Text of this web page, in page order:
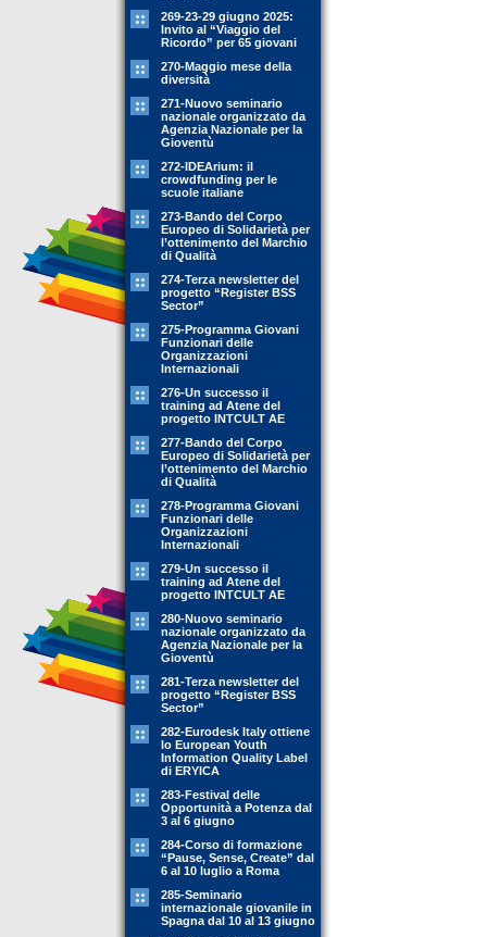
269-23-29 giugno 2025:
Invito al “Viaggio del
Ricordo” per 65 giovani
270-Maggio mese della
diversità
271-Nuovo seminario
nazionale organizzato da
Agenzia Nazionale per la
Gioventù
272-IDEArium: il
crowdfunding per le
scuole italiane
273-Bando del Corpo
Europeo di Solidarietà per
l’ottenimento del Marchio
di Qualità
274-Terza newsletter del
progetto “Register BSS
Sector”
275-Programma Giovani
Funzionari delle
Organizzazioni
Internazionali
276-Un successo il
training ad Atene del
progetto INTCULT AE
277-Bando del Corpo
Europeo di Solidarietà per
l’ottenimento del Marchio
di Qualità
278-Programma Giovani
Funzionari delle
Organizzazioni
Internazionali
279-Un successo il
training ad Atene del
progetto INTCULT AE
280-Nuovo seminario
nazionale organizzato da
Agenzia Nazionale per la
Gioventù
281-Terza newsletter del
progetto “Register BSS
Sector”
282-Eurodesk Italy ottiene
lo European Youth
Information Quality Label
di ERYICA
283-Festival delle
Opportunità a Potenza dal
3 al 6 giugno
284-Corso di formazione
“Pause, Sense, Create” dal
6 al 10 luglio a Roma
285-Seminario
internazionale giovanile in
Spagna dal 10 al 13 giugno